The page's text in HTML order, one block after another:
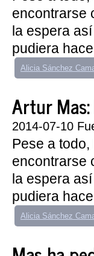
encontrarse
la espera
pudiera
Alicia Sánchez
Artur
2014-07-10
Pese a
encontrarse
la espera
pudiera
Alicia Sánchez